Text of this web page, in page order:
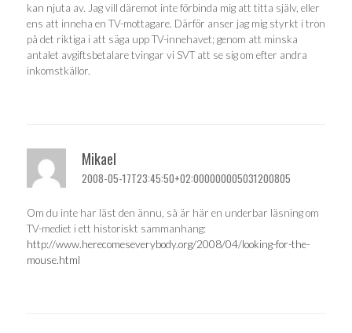
kan njuta av. Jag vill däremot inte förbinda mig att titta själv, eller
ens att inneha en TV-mottagare. Därför anser jag mig styrkt i tron
på det riktiga i att säga upp TV-innehavet; genom att minska
antalet avgiftsbetalare tvingar vi SVT att se sig om efter andra
inkomstkällor.
Mikael
2008-05-17T23:45:50+02:000000005031200805
Om du inte har läst den ännu, så är här en underbar läsning om
TV-mediet i ett historiskt sammanhang:
http://www.herecomeseverybody.org/2008/04/looking-for-the-
mouse.html